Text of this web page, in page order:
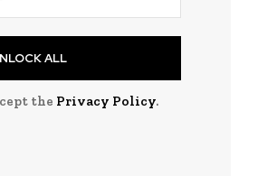
ALL
the Privacy Policy.